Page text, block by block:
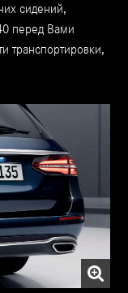
сидений,
перед Вами
транспортировки,